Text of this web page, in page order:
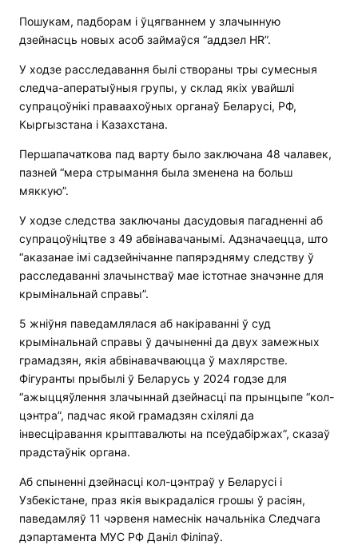
Пошукам, падборам і ўцягваннем у злачынную
дзейнасць новых асоб займаўся “аддзел HR”.
У ходзе расследавання былі створаны тры сумесныя
следча-аператыўныя групы, у склад якіх увайшлі
супрацоўнікі праваахоўных органаў Беларусі, РФ,
Кыргызстана і Казахстана.
Першапачаткова пад варту было заключана 48 чалавек,
пазней “мера стрымання была зменена на больш
мяккую”.
У ходзе следства заключаны дасудовыя пагадненні аб
супрацоўніцтве з 49 абвінавачанымі. Адзначаецца, што
“аказанае імі садзейнічанне папярэдняму следству ў
расследаванні злачынстваў мае істотнае значэнне для
крымінальнай справы”.
5 жніўня паведамлялася аб накіраванні ў суд
крымінальнай справы ў дачыненні да двух замежных
грамадзян, якія абвінавачваюцца ў махлярстве.
Фігуранты прыбылі ў Беларусь у 2024 годзе для
“ажыццяўлення злачыннай дзейнасці па прынцыпе “кол-
цэнтра”, падчас якой грамадзян схілялі да
інвесціравання крыптавалюты на псеўдабіржах”, сказаў
прадстаўнік органа.
Аб спыненні дзейнасці кол-цэнтраў у Беларусі і
Узбекістане, праз якія выкрадаліся грошы ў расіян,
паведамляў 11 чэрвеня намеснік начальніка Следчага
дэпартамента МУС РФ Даніл Філіпаў.